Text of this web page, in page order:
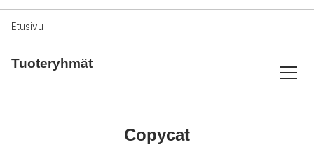
Etusivu
Tuoteryhmät
Copycat